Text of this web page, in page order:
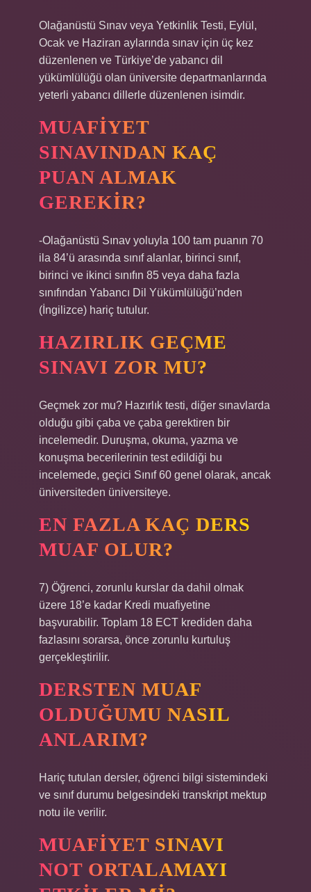
Olağanüstü Sınav veya Yetkinlik Testi, Eylül,
Ocak ve Haziran aylarında sınav için üç kez
düzenlenen ve Türkiye’de yabancı dil
yükümlülüğü olan üniversite departmanlarında
yeterli yabancı dillerle düzenlenen isimdir.
MUAFIYET
SINAVINDAN KAÇ
PUAN ALMAK
GEREKIR?
-Olağanüstü Sınav yoluyla 100 tam puanın 70
ila 84’ü arasında sınıf alanlar, birinci sınıf,
birinci ve ikinci sınıfın 85 veya daha fazla
sınıfından Yabancı Dil Yükümlülüğü’nden
(İngilizce) hariç tutulur.
HAZIRLIK GEÇME
SINAVI ZOR MU?
Geçmek zor mu? Hazırlık testi, diğer sınavlarda
olduğu gibi çaba ve çaba gerektiren bir
incelemedir. Duruşma, okuma, yazma ve
konuşma becerilerinin test edildiği bu
incelemede, geçici Sınıf 60 genel olarak, ancak
üniversiteden üniversiteye.
EN FAZLA KAÇ DERS
MUAF OLUR?
7) Öğrenci, zorunlu kurslar da dahil olmak
üzere 18’e kadar Kredi muafiyetine
başvurabilir. Toplam 18 ECT krediden daha
fazlasını sorarsa, önce zorunlu kurtuluş
gerçekleştirilir.
DERSTEN MUAF
OLDUĞUMU NASIL
ANLARIM?
Hariç tutulan dersler, öğrenci bilgi sistemindeki
ve sınıf durumu belgesindeki transkript mektup
notu ile verilir.
MUAFIYET SINAVI
NOT ORTALAMAYI